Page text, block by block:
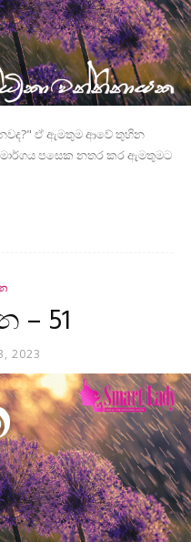
ඒ ඇමතුම ආවේ තුහින
පසෙක නතර කර ඇමතුමට
51
2023